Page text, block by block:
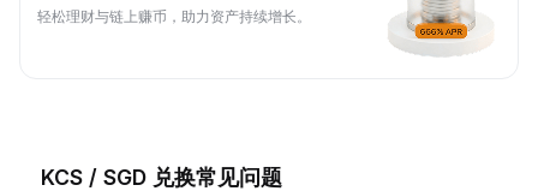
轻松理财与链上赚币，助力资产持续增长。
KCS / SGD 兑换常见问题